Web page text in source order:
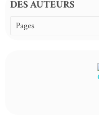
DES AUTEURS